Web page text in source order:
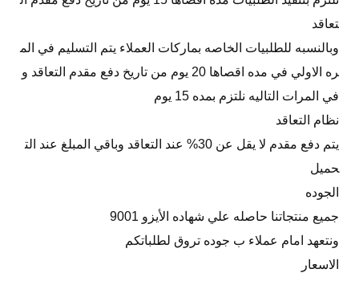
تعاقد
وبالنسبه للطلبيات الخاصه بماركات العملاء يتم التسليم في الم
ره الاولي في مده اقصاها 20 يوم من تاريخ دفع مقدم التعاقد و
في المرات التاليه نلتزم بمده 15 يوم
نظام التعاقد
يتم دفع مقدم لا يقل عن 30% عند التعاقد وباقي المبلغ عند الت
حميل
الجوده
جميع منتجاتنا حاصله علي شهاده الأيزو 9001
ونتعهد امام عملاء ب جوده تروق لطلباتكم
الاسعار